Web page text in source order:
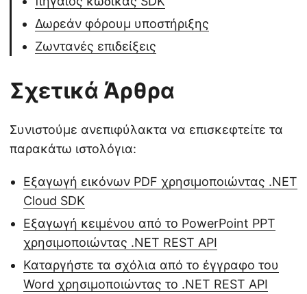
Δωρεάν φόρουμ υποστήριξης
Ζωντανές επιδείξεις
Σχετικά Άρθρα
Συνιστούμε ανεπιφύλακτα να επισκεφτείτε τα
παρακάτω ιστολόγια:
Εξαγωγή εικόνων PDF χρησιμοποιώντας .NET
Cloud SDK
Εξαγωγή κειμένου από το PowerPoint PPT
χρησιμοποιώντας .NET REST API
Καταργήστε τα σχόλια από το έγγραφο του
Word χρησιμοποιώντας το .NET REST API